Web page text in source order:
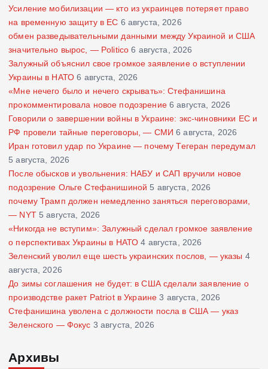
Усиление мобилизации — кто из украинцев потеряет право
на временную защиту в ЕС 6 августа, 2026
обмен разведывательными данными между Украиной и США
значительно вырос, — Politico 6 августа, 2026
Залужный объяснил свое громкое заявление о вступлении
Украины в НАТО 6 августа, 2026
«Мне нечего было и нечего скрывать»: Стефанишина
прокомментировала новое подозрение 6 августа, 2026
Говорили о завершении войны в Украине: экс-чиновники ЕС и
РФ провели тайные переговоры, — СМИ 6 августа, 2026
Иран готовил удар по Украине — почему Тегеран передумал
5 августа, 2026
После обысков и увольнения: НАБУ и САП вручили новое
подозрение Ольге Стефанишиной 5 августа, 2026
почему Трамп должен немедленно заняться переговорами,
— NYT 5 августа, 2026
«Никогда не вступим»: Залужный сделал громкое заявление
о перспективах Украины в НАТО 4 августа, 2026
Зеленский уволил еще шесть украинских послов, — указы 4
августа, 2026
До зимы соглашения не будет: в США сделали заявление о
производстве ракет Patriot в Украине 3 августа, 2026
Стефанишина уволена с должности посла в США — указ
Зеленского — Фокус 3 августа, 2026
Архивы